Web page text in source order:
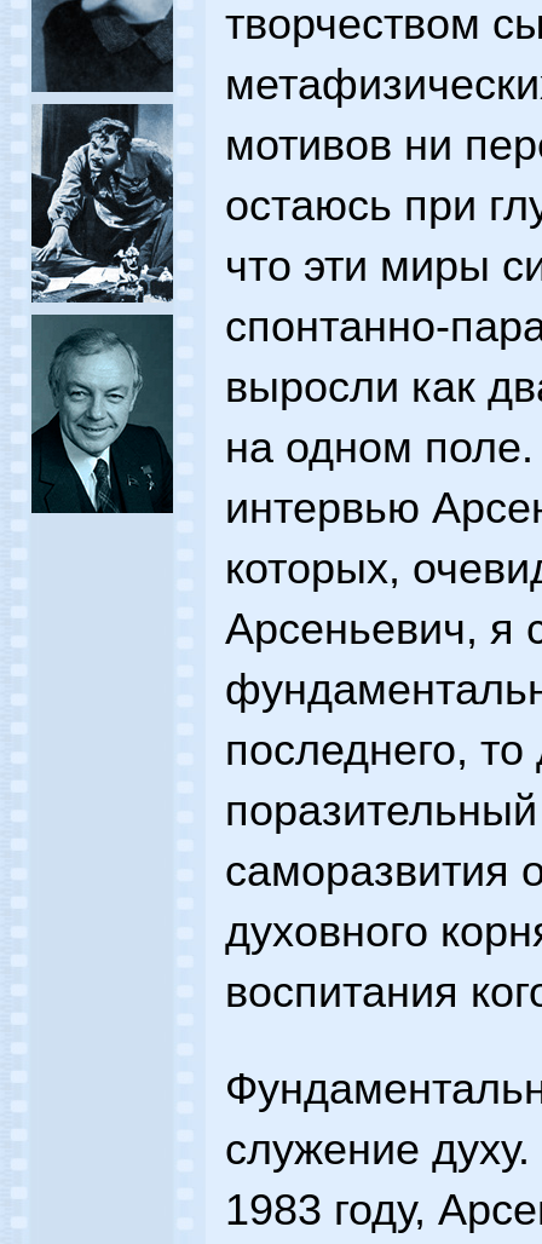
творчеством
мотивов ни
остаюсь при
что эти миры
спонтанно-
выросли как
на одном поле.
интервью
которых,
Арсеньевич, я
последнего,
саморазвития
духовного
воспитания
служение
1983 году,